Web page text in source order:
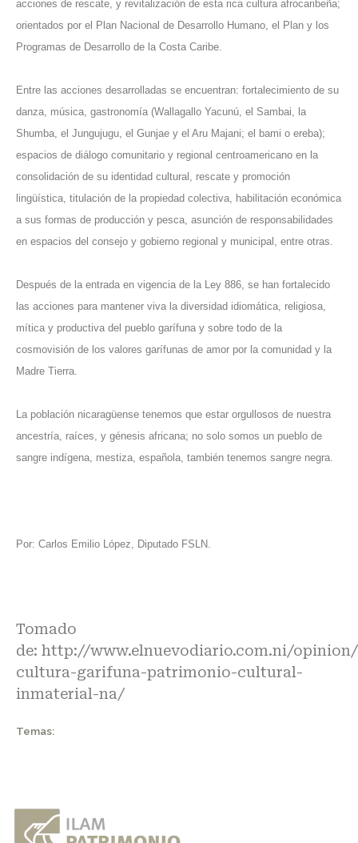
acciones de rescate, y revitalización de esta rica cultura afrocaribeña;
orientados por el Plan Nacional de Desarrollo Humano, el Plan y los
Programas de Desarrollo de la Costa Caribe.
Entre las acciones desarrolladas se encuentran: fortalecimiento de su
danza, música, gastronomía (Wallagallo Yacunú, el Sambai, la
Shumba, el Jungujugu, el Gunjae y el Aru Majani; el bami o ereba);
espacios de diálogo comunitario y regional centroamericano en la
consolidación de su identidad cultural, rescate y promoción
lingüística, titulación de la propiedad colectiva, habilitación económica
a sus formas de producción y pesca, asunción de responsabilidades
en espacios del consejo y gobierno regional y municipal, entre otras.
Después de la entrada en vigencia de la Ley 886, se han fortalecido
las acciones para mantener viva la diversidad idiomática, religiosa,
mítica y productiva del pueblo garífuna y sobre todo de la
cosmovisión de los valores garífunas de amor por la comunidad y la
Madre Tierra.
La población nicaragüense tenemos que estar orgullosos de nuestra
ancestría, raíces, y génesis africana; no solo somos un pueblo de
sangre indígena, mestiza, española, también tenemos sangre negra.
Por: Carlos Emilio López, Diputado FSLN.
Tomado
de: http://www.elnuevodiario.com.ni/opinion/
cultura-garifuna-patrimonio-cultural-
inmaterial-na/
Temas: